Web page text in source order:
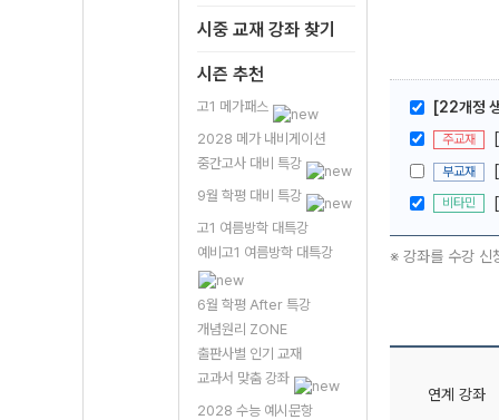
시중 교재 강좌 찾기
시즌 추천
고1 메가패스
2028 메가 내비게이션
중간고사 대비 특강
9월 학평 대비 특강
고1 여름방학 대특강
예비고1 여름방학 대특강
6월 학평 After 특강
개념원리 ZONE
출판사별 인기 교재
교과서 맞춤 강좌
2028 수능 예시문항
[22개정
주교재
부교재
비타민
※ 강좌를 수강 신
연계 강좌